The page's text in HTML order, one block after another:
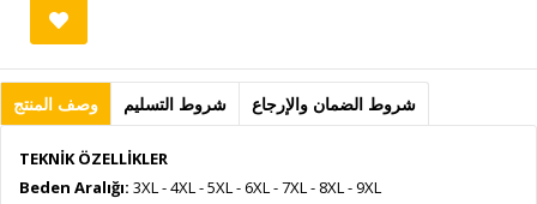
وصف المنتج شروط التسليم شروط الضمان والإرجاع
TEKNİK ÖZELLİKLER
Beden Aralığı: 3XL - 4XL - 5XL - 6XL - 7XL - 8XL - 9XL